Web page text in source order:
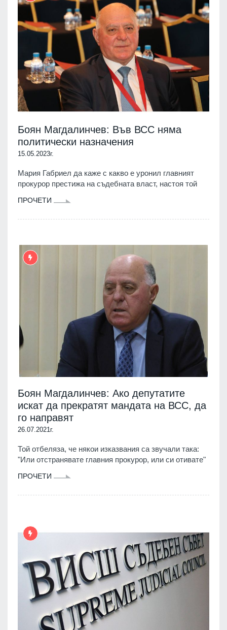
Боян Магдалинчев: Във ВСС няма
политически назначения
15.05.2023г.
Мария Габриел да каже с какво е уронил главният
прокурор престижа на съдебната власт, настоя той
ПРОЧЕТИ
Боян Магдалинчев: Ако депутатите
искат да прекратят мандата на ВСС, да
го направят
26.07.2021г.
Той отбеляза, че някои изказвания са звучали така:
"Или отстранявате главния прокурор, или си отивате"
ПРОЧЕТИ